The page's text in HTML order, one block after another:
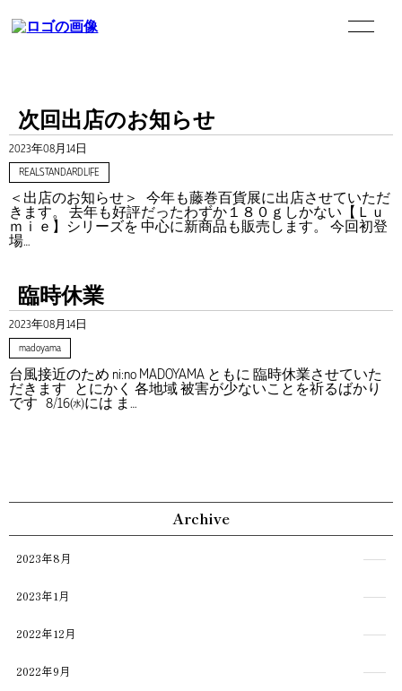
ピックアップ
NI:NO
ニーノ
MADOYAMA
REALSTANDARDLIFE
リアルスタンダードライフ公式オンラインショップ
電話番号：
愛知県常滑市陶郷町1-1
電話番号：
住所：
愛知県常滑市栄町3-111
営業時間：
次回出店のお知らせ
2023年08月14日
REALSTANDARDLIFE
＜出店のお知らせ＞ 今年も藤巻百貨展に出店させていただ
きます。 去年も好評だったわずか１８０ｇしかない【Ｌｕ
ｍｉｅ】シリーズを 中心に新商品も販売します。 今回初登
場…
臨時休業
2023年08月14日
madoyama
台風接近のため ni:no MADOYAMA ともに 臨時休業させていた
だきます とにかく 各地域 被害が少ないことを祈るばかり
です 8/16㈬には ま…
Archive
2023年8月
2023年1月
2022年12月
2022年9月